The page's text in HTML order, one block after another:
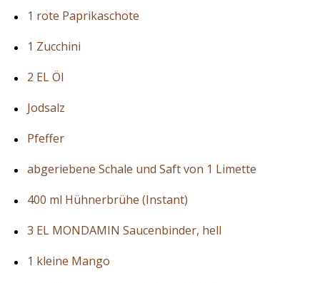
1 rote Paprikaschote
1 Zucchini
2 EL Öl
Jodsalz
Pfeffer
abgeriebene Schale und Saft von 1 Limette
400 ml Hühnerbrühe (Instant)
3 EL MONDAMIN Saucenbinder, hell
1 kleine Mango